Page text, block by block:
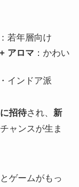
：若年層向け
アロマ ：かわい
インドア派
招待され、 新
ャンスが生ま
ゲームがもっ